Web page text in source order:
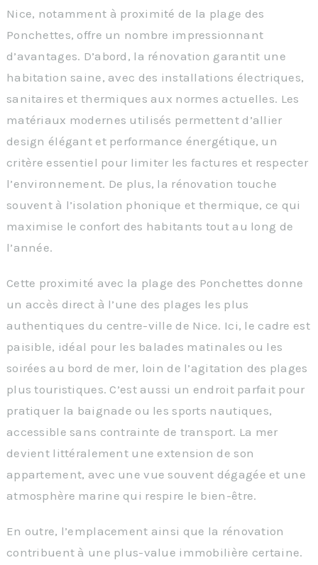
Nice, notamment à proximité de la plage des
Ponchettes, offre un nombre impressionnant
d’avantages. D’abord, la rénovation garantit une
habitation saine, avec des installations électriques,
sanitaires et thermiques aux normes actuelles. Les
matériaux modernes utilisés permettent d’allier
design élégant et performance énergétique, un
critère essentiel pour limiter les factures et respecter
l’environnement. De plus, la rénovation touche
souvent à l’isolation phonique et thermique, ce qui
maximise le confort des habitants tout au long de
l’année.
Cette proximité avec la plage des Ponchettes donne
un accès direct à l’une des plages les plus
authentiques du centre-ville de Nice. Ici, le cadre est
paisible, idéal pour les balades matinales ou les
soirées au bord de mer, loin de l’agitation des plages
plus touristiques. C’est aussi un endroit parfait pour
pratiquer la baignade ou les sports nautiques,
accessible sans contrainte de transport. La mer
devient littéralement une extension de son
appartement, avec une vue souvent dégagée et une
atmosphère marine qui respire le bien-être.
En outre, l’emplacement ainsi que la rénovation
contribuent à une plus-value immobilière certaine.